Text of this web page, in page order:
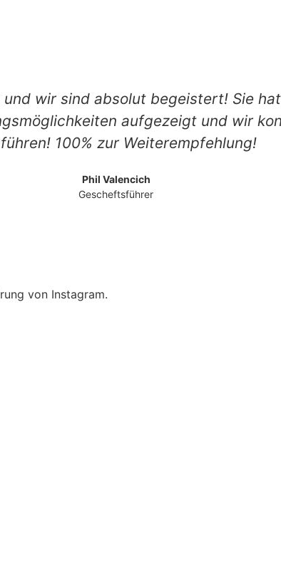
wir sind absolut begeistert! Sie
aufgezeigt und wir
100% zur Weiterempfehlung!
Phil Valencich
Gescheftsführer
von Instagram.